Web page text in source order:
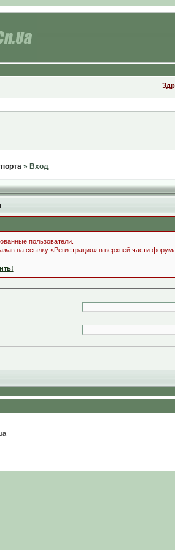
» Вход
пользователи.
на ссылку «Регистрация» в верхней части